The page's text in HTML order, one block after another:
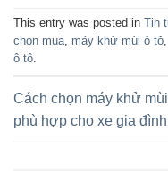
This entry was posted in Tin
chọn mua, máy khử mùi ô tô,
ô tô.
Cách chọn máy khử
phù hợp cho xe gia đình